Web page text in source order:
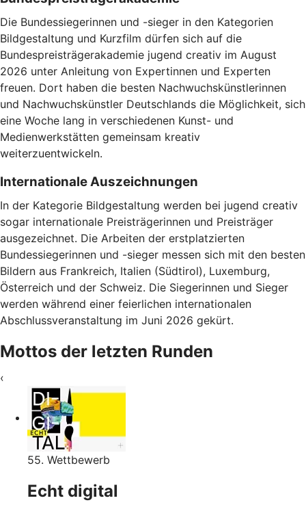
Die Bundessiegerinnen und -sieger in den Kategorien
Bildgestaltung und Kurzfilm dürfen sich auf die
Bundespreisträgerakademie jugend creativ im August
2026 unter Anleitung von Expertinnen und Experten
freuen. Dort haben die besten Nachwuchskünstlerinnen
und Nachwuchskünstler Deutschlands die Möglichkeit, sich
eine Woche lang in verschiedenen Kunst- und
Medienwerkstätten gemeinsam kreativ
weiterzuentwickeln.
Internationale Auszeichnungen
In der Kategorie Bildgestaltung werden bei jugend creativ
sogar internationale Preisträgerinnen und Preisträger
ausgezeichnet. Die Arbeiten der erstplatzierten
Bundessiegerinnen und -sieger messen sich mit den besten
Bildern aus Frankreich, Italien (Südtirol), Luxemburg,
Österreich und der Schweiz. Die Siegerinnen und Sieger
werden während einer feierlichen internationalen
Abschlussveranstaltung im Juni 2026 gekürt.
Mottos der letzten Runden
‹
55. Wettbewerb
Echt digital